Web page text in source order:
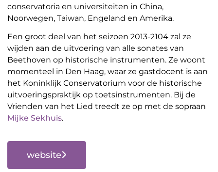
conservatoria en universiteiten in China,
Noorwegen, Taiwan, Engeland en Amerika.
Een groot deel van het seizoen 2013-2104 zal ze
wijden aan de uitvoering van alle sonates van
Beethoven op historische instrumenten. Ze woont
momenteel in Den Haag, waar ze gastdocent is aan
het Koninklijk Conservatorium voor de historische
uitvoeringspraktijk op toetsinstrumenten. Bij de
Vrienden van het Lied treedt ze op met de sopraan
Mijke Sekhuis.
website